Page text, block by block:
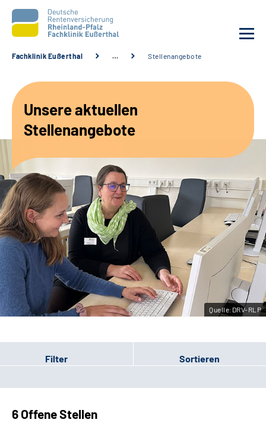
Unsere Angebote
Karriere
Beratungsstellen &
Zuweisende
Suche
Leichte Sprache
Gebärdensprache
Fachklinik Eußerthal … Stellenangebote
Unsere aktuellen
Stellenangebote
Quelle:DRV-RLP
Filter Sortieren
6 Offene Stellen